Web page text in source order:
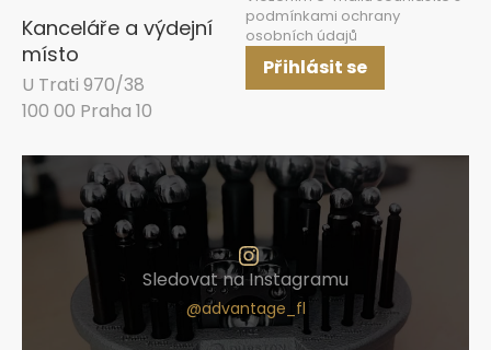
Kanceláře a výdejní
místo
U Trati 970/38
100 00 Praha 10
podmínkami ochrany
osobních údajů
Přihlásit se
Sledovat na Instagramu